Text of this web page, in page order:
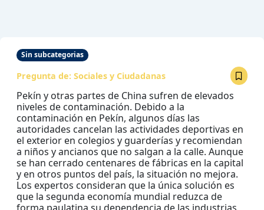
Sin subcategorias
Pregunta de: Sociales y Ciudadanas
Pekín y otras partes de China sufren de elevados
niveles de contaminación. Debido a la
contaminación en Pekín, algunos días las
autoridades cancelan las actividades deportivas en
el exterior en colegios y guarderías y recomiendan
a niños y ancianos que no salgan a la calle. Aunque
se han cerrado centenares de fábricas en la capital
y en otros puntos del país, la situación no mejora.
Los expertos consideran que la única solución es
que la segunda economía mundial reduzca de
forma paulatina su dependencia de las industrias